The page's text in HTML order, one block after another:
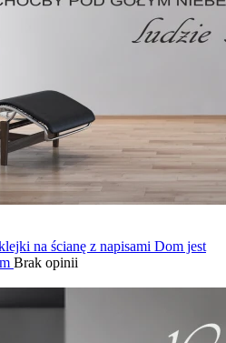
na ścianę z napisami Dom jest
Brak opinii